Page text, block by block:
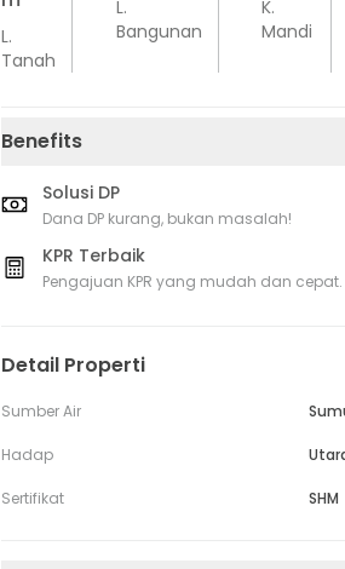
L.
Tanah
L.
Bangunan
K.
Mandi
Benefits
Solusi DP
Dana DP kurang, bukan masalah!
KPR Terbaik
Pengajuan KPR yang mudah dan cepat.
Detail Properti
Sumber Air
Hadap
Sertifikat SHM